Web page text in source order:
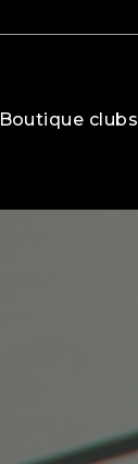
Boutique clubs